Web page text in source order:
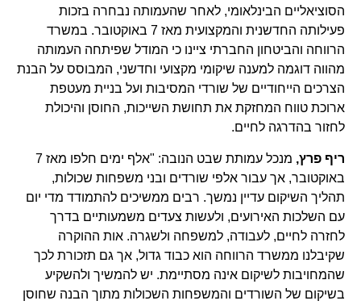
הסוציאליים הבינלאומי, לאחר שהעמותה נבחרה בזכות
פעילותה החדשנית והמקצועית מאז 7 באוקטובר. במשרד
הרווחה והביטחון החברתי ציינו כי המודל שפיתחה העמותה
מהווה דוגמה למענה שיקומי מקצועי וחדשני, המבוסס על הבנת
הצרכים הייחודיים של שורדי המסיבות ועל בניית מעטפת
ארוכת טווח המחזקת את תחושת השייכות, החוסן והיכולת
לחזור בהדרגה לחיים.
ריף פרץ,
מנכל עמותת שבט הנובה: "אלף ימים חלפו מאז 7
באוקטובר, אך עבור אלפי שורדים ובני משפחות שכולות,
תהליך השיקום עדיין נמשך. רבים ממשיכים להתמודד מדי יום
עם השלכות האירועים, ולעשות צעדים משמעותיים בדרך
לחזרה לחיים, לעבודה, למשפחה ולשגרה. אות ההוקרה
שקיבלנו ממשרד הרווחה הוא כבוד גדול, אך גם תזכורת לכך
שהמחויבות לשיקום אינה מסתיימת. יש להמשיך ולהשקיע
בשיקום של השורדים והמשפחות השכולות מתוך הבנה שחוסן